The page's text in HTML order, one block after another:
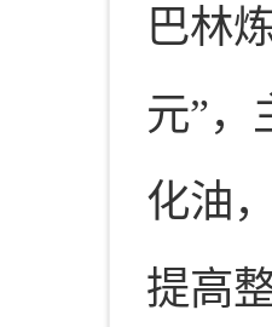
巴林
元”，
化油
提高